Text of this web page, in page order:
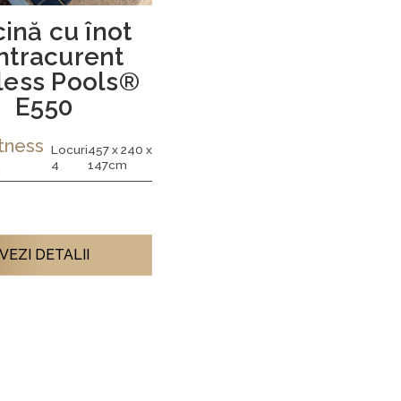
cu înot
Pools®
E550
Locuri
4
457 x 240 x
147cm
VEZI DETALII